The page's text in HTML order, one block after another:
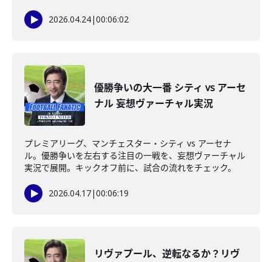
2026.04.24|00:06:02
優勝争いの大一番 シティ vs アーセ
ナル 妄想ヴァーチャル実況
プレミアリーグ、マンチェスター・シティ vs アーセナ
ル。優勝争いを左右する注目の一戦を、妄想ヴァーチャル
実況で展開。キックオフ前に、試合の流れをチェック。
2026.04.17|00:06:19
リヴァプール、逆転なるか？リヴ